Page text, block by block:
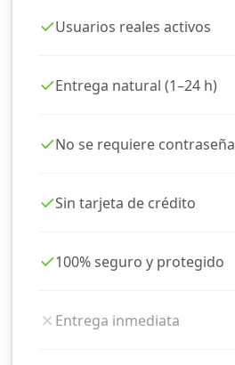
✓Usuarios reales activos
✓Entrega natural (1–24 h)
✓No se requiere contraseña
✓Sin tarjeta de crédito
✓100% seguro y protegido
✗ Entrega inmediata